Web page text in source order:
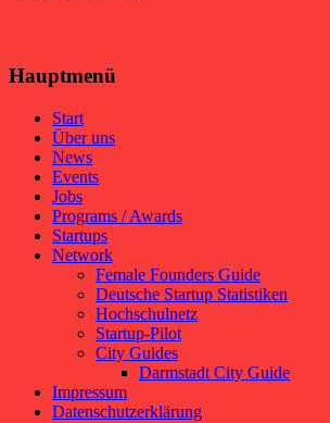
Hauptmenü
Start
Über uns
News
Events
Jobs
Programs / Awards
Startups
Network
Female Founders Guide
Deutsche Startup Statistiken
Hochschulnetz
Startup-Pilot
City Guides
Darmstadt City Guide
Impressum
Datenschutzerklärung